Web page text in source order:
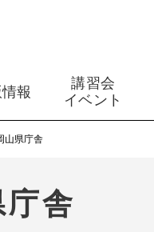
報
講習会
イベント
山県庁舎
庁舎